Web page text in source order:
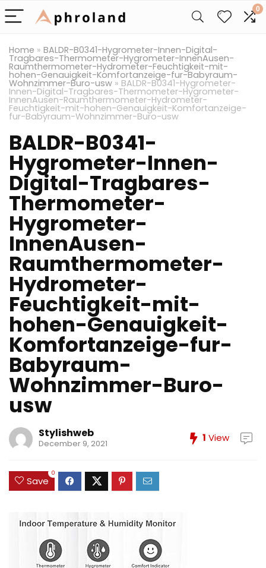
0
Home » BALDR-B0341-Hygrometer-Innen-Digital-
Tragbares-Thermometer-Hygrometer-InnenAusen-
Raumthermometer-Hydrometer-Feuchtigkeit-mit-
hohen-Genauigkeit-Komfortanzeige-fur-Babyraum-
Wohnzimmer-Buro-usw » BALDR-B0341-Hygrometer-
Innen-Digital-Tragbares-Thermometer-Hygrometer-
InnenAusen-Raumthermometer-Hydrometer-
Feuchtigkeit-mit-hohen-Genauigkeit-Komfortanzeige-
fur-Babyraum-Wohnzimmer-Buro-usw
BALDR-B0341-
Hygrometer-Innen-
Digital-Tragbares-
Thermometer-
Hygrometer-
InnenAusen-
Raumthermometer-
Hydrometer-
Feuchtigkeit-mit-
hohen-Genauigkeit-
Komfortanzeige-fur-
Babyraum-
Wohnzimmer-Buro-
usw
Stylishweb
December 9, 2021 1 View
Save
0